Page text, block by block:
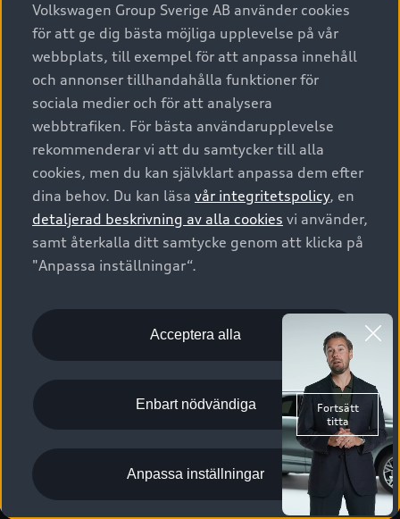
A6 modellerna
SUV
Avant
Audi Sport
Privatleasing
Nya bilar i lager
Begagnade bilar i lager
Audi approved :plus - så gott som nya
Finansiering
Audi exclusive
Provkörning
Service & tillbehör
Audi digital services
Originaltillbehör - köp online
Garantier
Försäkring
Digitala manualer för din Audi
Audi Collection – livsstilsartiklar
Vanliga frågor
2G/3G nätet stängs ned - Hur påverkas min bil av detta?
Tjänstebil
Tjänstebil
Business lease online
Företagsleasing
Om Audi Sverige
Kontakta oss
Audi Återförsäljare/-serviceverkstad
myAudi
Pressmeddelanden
Nyhetsbrev
Vårt hållbarhetsarbete
Lediga tjänster huvudkontor
Lediga tjänster hos Audi Återförsäljare
Kommentar till mediauppgifter om dataläcka
© 2026 AUDI SVERIGE. All Rights Reserved.
Utgivare Juridiskt
Juridiskt Audi AG
Juridiskt Audi Digital Giveaway
Anpassa inställningar för cookies
Visselblåsarkanaler
Volkswagen Group Sverige AB använder cookies
för att ge dig bästa möjliga upplevelse på vår
webbplats, till exempel för att anpassa innehåll
och annonser tillhandahålla funktioner för
sociala medier och för att analysera
webbtrafiken. För bästa användarupplevelse
rekommenderar vi att du samtycker till alla
cookies, men du kan självklart anpassa dem efter
dina behov. Du kan läsa vår integritetspolicy, en
detaljerad beskrivning av alla cookies vi använder,
samt återkalla ditt samtycke genom att klicka på
"Anpassa inställningar“.
Acceptera alla
Enbart nödvändiga
Anpassa inställningar